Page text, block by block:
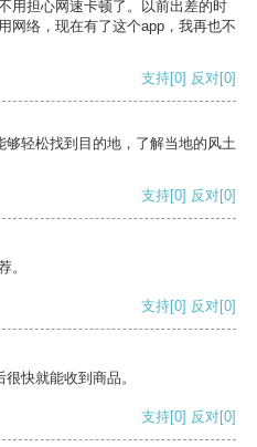
用担心网速卡顿了。以前出差的时
网络，现在有了这个app，我再也不
支持[0] 反对[0]
轻松找到目的地，了解当地的风土
支持[0] 反对[0]
。
支持[0] 反对[0]
快就能收到商品。
支持[0] 反对[0]